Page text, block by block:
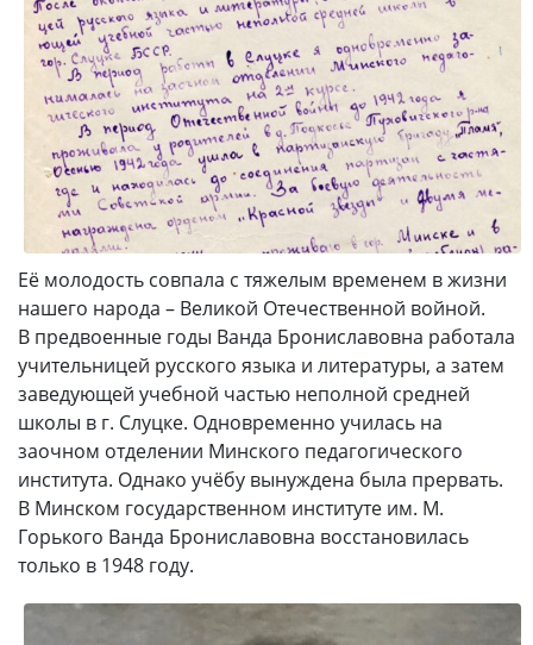
Её молодость совпала с тяжелым временем в жизни
нашего народа – Великой Отечественной войной.
В предвоенные годы Ванда Брониславовна работала
учительницей русского языка и литературы, а затем
заведующей учебной частью неполной средней
школы в г. Слуцке. Одновременно училась на
заочном отделении Минского педагогического
института. Однако учёбу вынуждена была прервать.
В Минском государственном институте им. М.
Горького Ванда Брониславовна восстановилась
только в 1948 году.